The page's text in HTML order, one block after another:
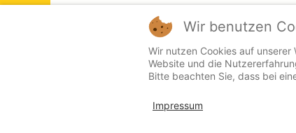
Presse
Wir benutzen
Wir nutzen Cookies auf
Website und die
Bitte beachten Sie, dass bei
Impressum